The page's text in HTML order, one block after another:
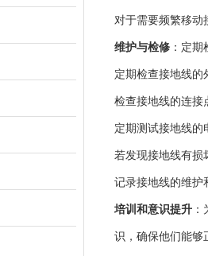
对于需要频繁移动
维护与检修 ：定
定期检查接地线的
检查接地线的连接
定期测试接地线的
若发现接地线有损
记录接地线的维护
培训和意识提升
识，确保他们能够